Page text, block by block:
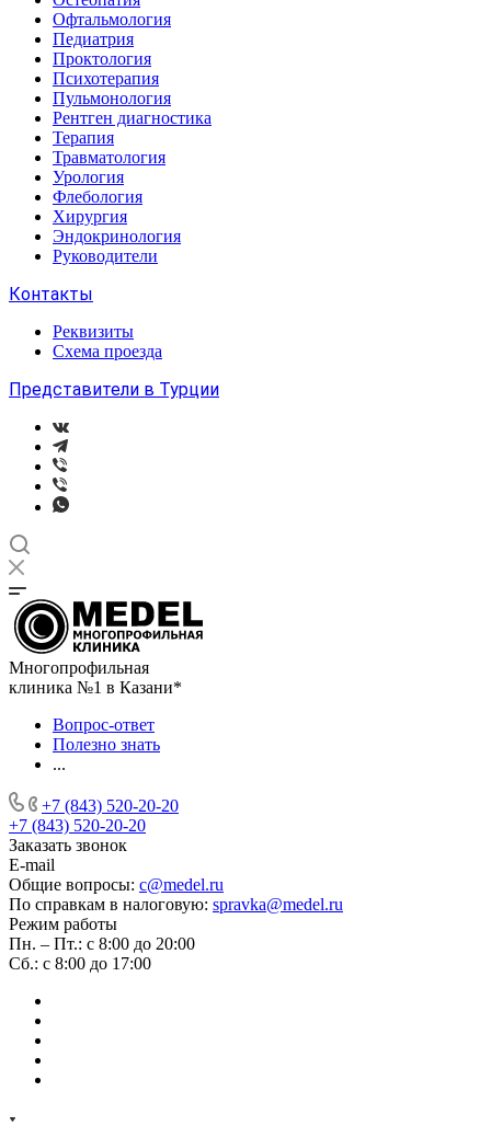
Офтальмология
Педиатрия
Проктология
Психотерапия
Пульмонология
Рентген диагностика
Терапия
Травматология
Урология
Флебология
Хирургия
Эндокринология
Руководители
Контакты
Реквизиты
Схема проезда
Представители в Турции
Многопрофильная
клиника №1 в Казани*
Вопрос-ответ
Полезно знать
...
+7 (843) 520-20-20
+7 (843) 520-20-20
Заказать звонок
E-mail
Общие вопросы: c@medel.ru
По справкам в налоговую: spravka@medel.ru
Режим работы
Пн. – Пт.: с 8:00 до 20:00
Сб.: с 8:00 до 17:00